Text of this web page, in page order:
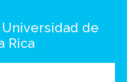
de
Rica